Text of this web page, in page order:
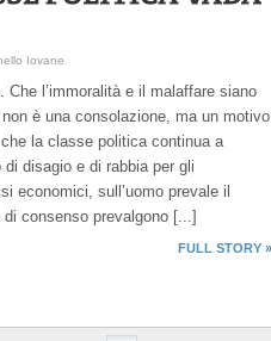
Iovane
Che l’immoralità e il malaffare siano
è una consolazione, ma un motivo
la classe politica continua a
disagio e di rabbia per gli
economici, sull’uomo prevale il
consenso prevalgono [...]
FULL STORY »